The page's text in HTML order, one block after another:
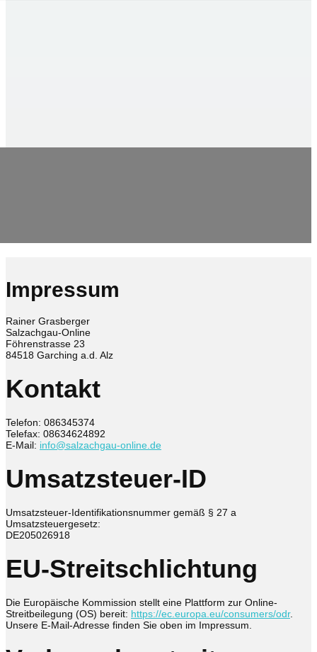
Impressum
Rainer Grasberger
Salzachgau-Online
Föhrenstrasse 23
84518 Garching a.d. Alz
Kontakt
Telefon: 086345374
Telefax: 08634624892
E-Mail: info@salzachgau-online.de
Umsatzsteuer-ID
Umsatzsteuer-Identifikationsnummer gemäß § 27 a
Umsatzsteuergesetz:
DE205026918
EU-Streitschlichtung
Die Europäische Kommission stellt eine Plattform zur Online-
Streitbeilegung (OS) bereit: https://ec.europa.eu/consumers/odr.
Unsere E-Mail-Adresse finden Sie oben im Impressum.